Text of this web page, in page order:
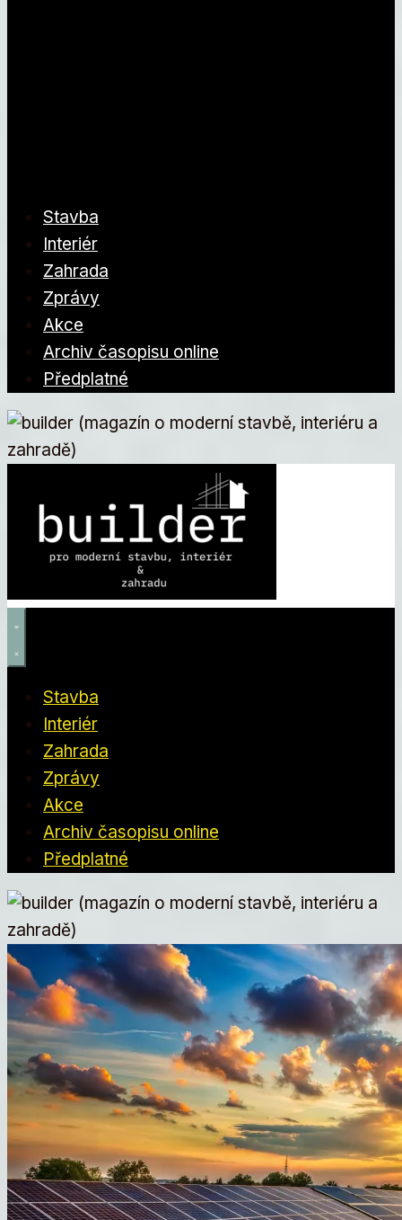
Stavba
Interiér
Zahrada
Zprávy
Akce
Archiv časopisu online
Předplatné
Stavba
Interiér
Zahrada
Zprávy
Akce
Archiv časopisu online
Předplatné